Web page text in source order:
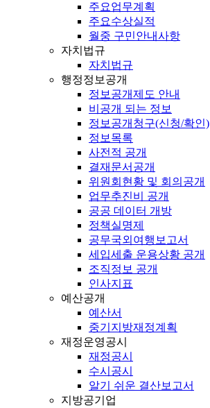
주요업무계획
주요수상실적
월중 구민안내사항
자치법규
자치법규
행정정보공개
정보공개제도 안내
비공개 되는 정보
정보공개청구(신청/확인)
정보목록
사전적 공개
결재문서공개
위원회현황 및 회의공개
업무추진비 공개
공공 데이터 개방
정책실명제
공무국외여행보고서
세입세출 운용상황 공개
조직정보 공개
인사지표
예산공개
예산서
중기지방재정계획
재정운영공시
재정공시
수시공시
알기 쉬운 결산보고서
지방공기업